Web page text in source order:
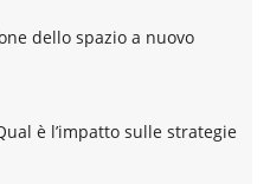
dello spazio a nuovo
è l’impatto sulle strategie